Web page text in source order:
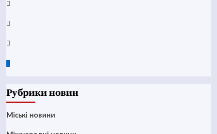
Telegram
Instagram
Twitter
Google
Рубрики новин
Mіські новини